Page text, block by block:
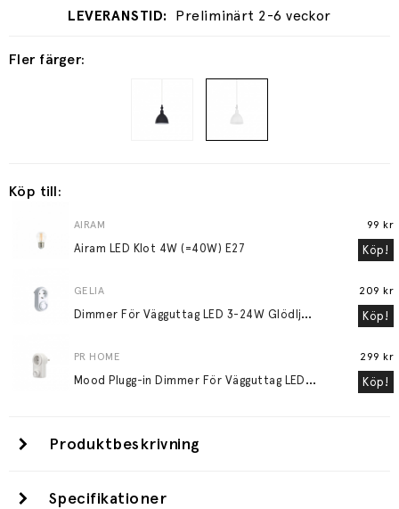
Fler färger:
Preliminärt 2-6 veckor
Köp till:
AIRAM
Airam LED Klot 4W (=40W) E27
99 kr
Köp!
GELIA
D
immer För Vägguttag LED 3-24W Glödljus 30-200W
209 kr
Köp!
PR HOME
M
ood Plugg-in Dimmer För Vägguttag LED 3-24W Glödljus 30-200W Vit
299 kr
Köp!
Produktbeskrivning
Specifikationer